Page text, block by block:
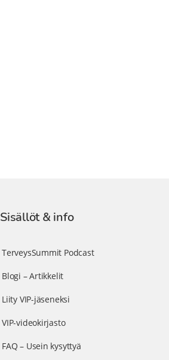
Sisällöt & info
TerveysSummit Podcast
Blogi – Artikkelit
Liity VIP-jäseneksi
VIP-videokirjasto
FAQ – Usein kysyttyä